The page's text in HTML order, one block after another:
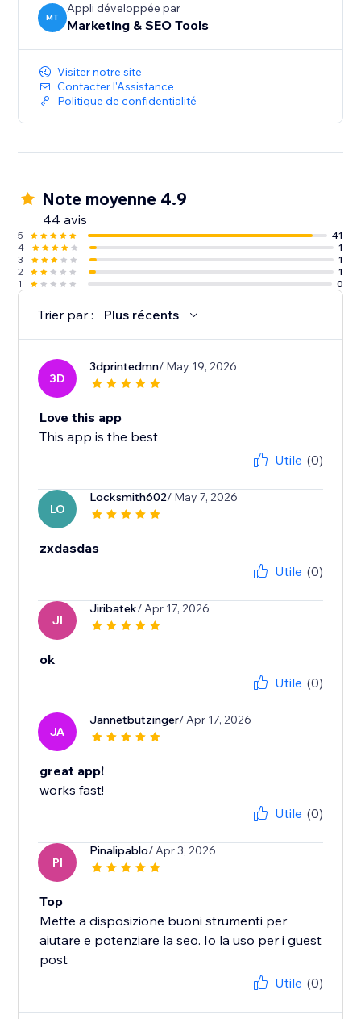
MT
Appli développée par
Marketing & SEO Tools
Visiter notre site
Contacter l'Assistance
Politique de confidentialité
Note moyenne 4.9
44 avis
5
41
4
1
3
1
2
1
1
0
Trier par : Plus récents
3D
3dprintedmn/ May 19, 2026
Love this app
This app is the best
Utile (0)
LO
Locksmith602/ May 7, 2026
zxdasdas
Utile (0)
JI
Jiribatek/ Apr 17, 2026
ok
Utile (0)
JA
Jannetbutzinger/ Apr 17, 2026
great app!
works fast!
Utile (0)
PI
Pinalipablo/ Apr 3, 2026
Top
Mette a disposizione buoni strumenti per
aiutare e potenziare la seo. Io la uso per i guest
post
Utile (0)